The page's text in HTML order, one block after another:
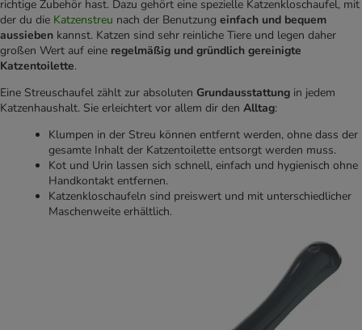
richtige Zubehör hast. Dazu gehört eine spezielle Katzenkloschaufel, mit
der du die Katzenstreu nach der Benutzung einfach und bequem
aussieben kannst. Katzen sind sehr reinliche Tiere und legen daher
großen Wert auf eine regelmäßig und gründlich gereinigte
Katzentoilette.
Eine Streuschaufel zählt zur absoluten Grundausstattung in jedem
Katzenhaushalt. Sie erleichtert vor allem dir den Alltag:
Klumpen in der Streu können entfernt werden, ohne dass der
gesamte Inhalt der Katzentoilette entsorgt werden muss.
Kot und Urin lassen sich schnell, einfach und hygienisch ohne
Handkontakt entfernen.
Katzenkloschaufeln sind preiswert und mit unterschiedlicher
Maschenweite erhältlich.